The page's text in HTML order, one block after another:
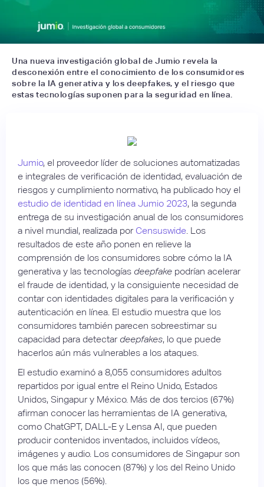
Una nueva investigación global de Jumio revela la
desconexión entre el conocimiento de los consumidores
sobre la IA generativa y los deepfakes, y el riesgo que
estas tecnologías suponen para la seguridad en línea.
Jumio, el proveedor líder de soluciones automatizadas
e integrales de verificación de identidad, evaluación de
riesgos y cumplimiento normativo, ha publicado hoy el
estudio de identidad en línea Jumio 2023, la segunda
entrega de su investigación anual de los consumidores
a nivel mundial, realizada porCensuswide . Los
resultados de este año ponen en relieve la
comprensión de los consumidores sobre cómo la IA
generativa y las tecnologías deepfake podrían acelerar
el fraude de identidad, y la consiguiente necesidad de
contar con identidades digitales para la verificación y
autenticación en línea. El estudio muestra que los
consumidores también parecen sobreestimar su
capacidad para detectar deepfakes, lo que puede
hacerlos aún más vulnerables a los ataques.
El estudio examinó a 8,055 consumidores adultos
repartidos por igual entre el Reino Unido, Estados
Unidos, Singapur y México. Más de dos tercios (67%)
afirman conocer las herramientas de IA generativa,
como ChatGPT, DALL-E y Lensa AI, que pueden
producir contenidos inventados, incluidos vídeos,
imágenes y audio. Los consumidores de Singapur son
los que más las conocen (87%) y los del Reino Unido
los que menos (56%).